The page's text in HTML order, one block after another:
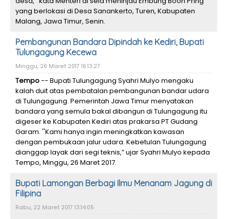
yang berlokasi di Desa Sanankerto, Turen, Kabupaten
Malang, Jawa Timur, Senin.
Pembangunan Bandara Dipindah ke Kediri, Bupati
Tulungagung Kecewa
Minggu, 26 Maret 2017 16:13:27
Tempo-- Bupati Tulungagung Syahri Mulyo mengaku
kalah duit atas pembatalan pembangunan bandar udara
di Tulungagung. Pemerintah Jawa Timur menyatakan
bandara yang semula bakal dibangun di Tulungagung itu
digeser ke Kabupaten Kediri atas prakarsa PT Gudang
Garam. ''Kami hanya ingin meningkatkan kawasan
dengan pembukaan jalur udara. Kebetulan Tulungagung
dianggap layak dari segi teknis,” ujar Syahri Mulyo kepada
Tempo, Minggu, 26 Maret 2017.
Bupati Lamongan Berbagi Ilmu Menanam Jagung di
Filipina
Rabu, 22 Maret 2017 13:14:05